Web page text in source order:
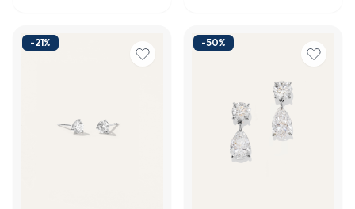
-21% -50%